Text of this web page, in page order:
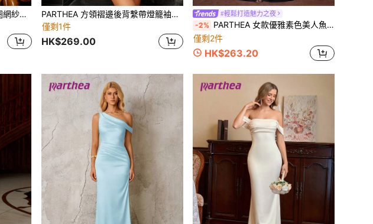
PARTHEA 亮片露背喇叭袖鋼圈網紗緊身洋裝
PARTHEA 方領褶邊後背繫帶燈籠袖緞面緊身連衣裙
僅剩1件
HK$269.00
#輕鬆打造魅力之夜
-2% PARTHEA 女款優雅素色美人魚長洋裝，露肩披肩領設計，露背修身晚禮服，黑色夏季派對款
僅剩2件
HK$263.20